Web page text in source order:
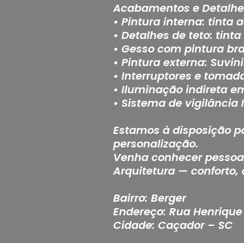
Acabamentos e
• Pintura interna: tinta
• Detalhes de teto:
• Gesso com pintura
• Pintura externa:
• Interruptores e
• Iluminação indireta
• Sistema de
Estamos à disposição
personalização.
Venha conhecer
Arquitetura — conforto,
Bairro: Berger
Endereço: Rua
Cidade: Caçador – SC